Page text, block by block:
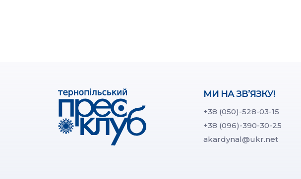
МИ НА ЗВ’ЯЗКУ!
+38 (050)-528-03-15
+38 (096)-390-30-25
akardynal@ukr.net